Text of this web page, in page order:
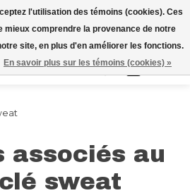
dès 150€ d'achats / -10% avec le code
Liste de
Panier
associés au
sweat
l'utilisation des témoins (cookies). Ces
mieux comprendre la provenance de notre
site, en plus d'en améliorer les fonctions.
En savoir plus sur les témoins (cookies) »